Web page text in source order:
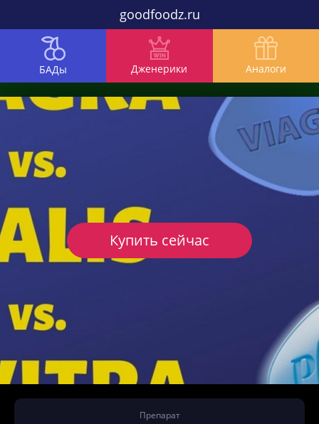
goodfoodz.ru
БАДы Дженерики Аналоги
Препарат
Купить сейчас